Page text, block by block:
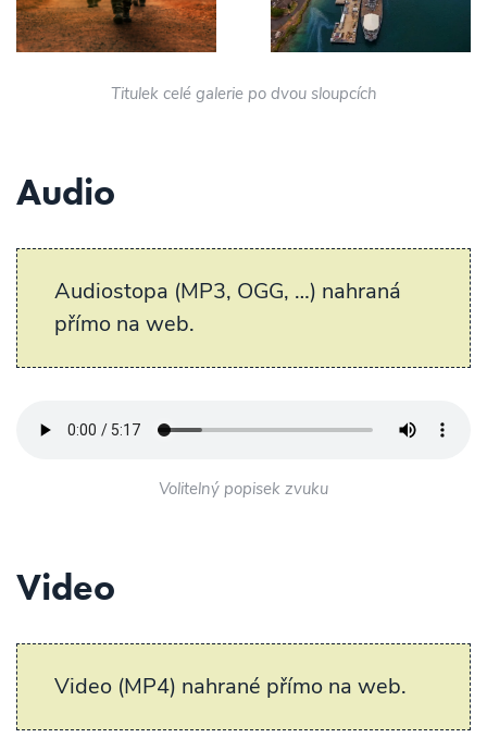
Titulek celé galerie po dvou sloupcích
Audio
Audiostopa (MP3, OGG, …) nahraná
přímo na web.
Volitelný popisek zvuku
Video
Video (MP4) nahrané přímo na web.